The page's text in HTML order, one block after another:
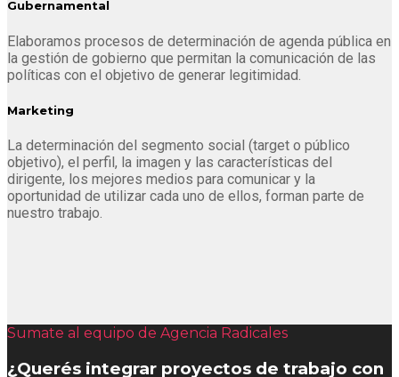
Gubernamental
Elaboramos procesos de determinación de agenda pública en
la gestión de gobierno que permitan la comunicación de las
políticas con el objetivo de generar legitimidad.
Marketing
La determinación del segmento social (target o público
objetivo), el perfil, la imagen y las características del
dirigente, los mejores medios para comunicar y la
oportunidad de utilizar cada uno de ellos, forman parte de
nuestro trabajo.
Sumate al equipo de Agencia Radicales
¿Querés integrar proyectos de trabajo con